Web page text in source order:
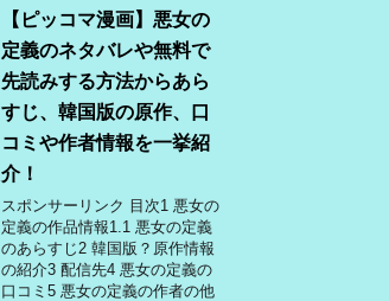
【ピッコマ漫画】悪女の
定義のネタバレや無料で
先読みする方法からあら
すじ、韓国版の原作、口
コミや作者情報を一挙紹
介！
スポンサーリンク 目次1 悪女の
定義の作品情報1.1 悪女の定義
のあらすじ2 韓国版？原作情報
の紹介3 配信先4 悪女の定義の
口コミ5 悪女の定義の作者の他